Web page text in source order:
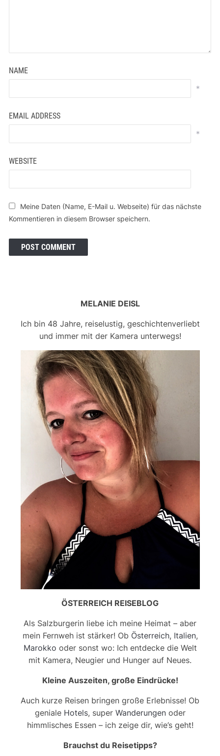
NAME
*
EMAIL ADDRESS
*
WEBSITE
Meine Daten (Name, E-Mail u. Webseite) für das nächste
Kommentieren in diesem Browser speichern.
MELANIE DEISL
Ich bin 48 Jahre, reiselustig, geschichtenverliebt
und immer mit der Kamera unterwegs!
ÖSTERREICH REISEBLOG
Als Salzburgerin liebe ich meine Heimat – aber
mein Fernweh ist stärker! Ob Österreich, Italien,
Marokko oder sonst wo: Ich entdecke die Welt
mit Kamera, Neugier und Hunger auf Neues.
Kleine Auszeiten, große Eindrücke!
Auch kurze Reisen bringen große Erlebnisse! Ob
geniale Hotels, super Wanderungenoder
himmlisches Essen – ich zeige dir, wie’s geht!
Brauchst du Reisetipps?